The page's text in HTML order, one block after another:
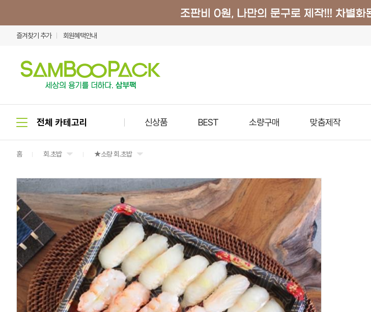
즐겨찾기 추가 회원혜택안내
신상품 BEST 소량구매 맞춤제작
홈 회.초밥 ★소량 회.초밥